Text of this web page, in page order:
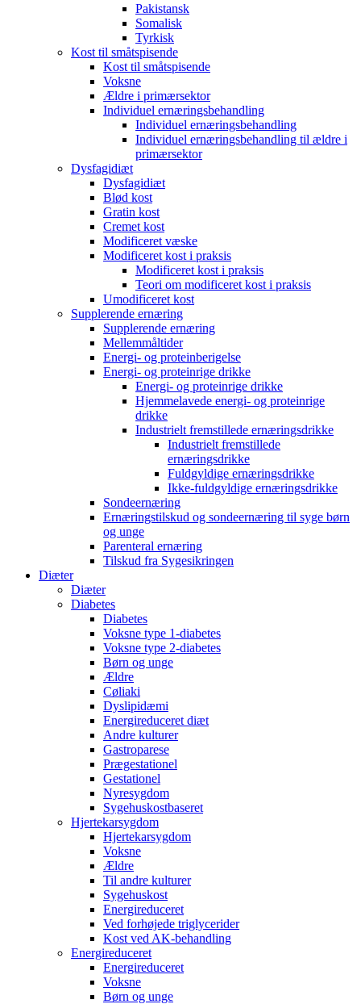
Pakistansk
Somalisk
Tyrkisk
Kost til småtspisende
Kost til småtspisende
Voksne
Ældre i primærsektor
Individuel ernæringsbehandling
Individuel ernæringsbehandling
Individuel ernæringsbehandling til ældre i
primærsektor
Dysfagidiæt
Dysfagidiæt
Blød kost
Gratin kost
Cremet kost
Modificeret væske
Modificeret kost i praksis
Modificeret kost i praksis
Teori om modificeret kost i praksis
Umodificeret kost
Supplerende ernæring
Supplerende ernæring
Mellemmåltider
Energi- og proteinberigelse
Energi- og proteinrige drikke
Energi- og proteinrige drikke
Hjemmelavede energi- og proteinrige
drikke
Industrielt fremstillede ernæringsdrikke
Industrielt fremstillede
ernæringsdrikke
Fuldgyldige ernæringsdrikke
Ikke-fuldgyldige ernæringsdrikke
Sondeernæring
Ernæringstilskud og sondeernæring til syge børn
og unge
Parenteral ernæring
Tilskud fra Sygesikringen
Diæter
Diæter
Diabetes
Diabetes
Voksne type 1-diabetes
Voksne type 2-diabetes
Børn og unge
Ældre
Cøliaki
Dyslipidæmi
Energireduceret diæt
Andre kulturer
Gastroparese
Prægestationel
Gestationel
Nyresygdom
Sygehuskostbaseret
Hjertekarsygdom
Hjertekarsygdom
Voksne
Ældre
Til andre kulturer
Sygehuskost
Energireduceret
Ved forhøjede triglycerider
Kost ved AK-behandling
Energireduceret
Energireduceret
Voksne
Børn og unge